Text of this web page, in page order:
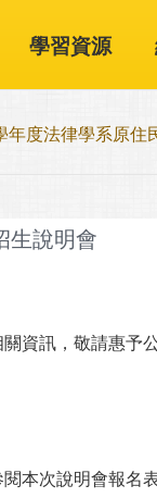
學習資源
年度法律學系原住
生說明會
資訊，敬請惠予
本次說明會報名